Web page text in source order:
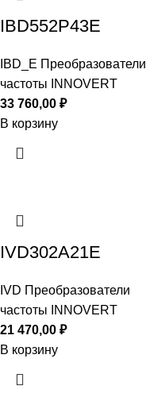
IBD552P43E
IBD_E Преобразователи
частоты INNOVERT
33 760,00 ₽
В корзину
IVD302A21E
IVD Преобразователи
частоты INNOVERT
21 470,00 ₽
В корзину